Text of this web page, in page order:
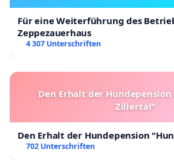
Für eine Weiterführung des
Zeppezauerhaus
4 307 Unterschriften
Den Erhalt der
Zillertal"
Den Erhalt der Hundepension
702 Unterschriften